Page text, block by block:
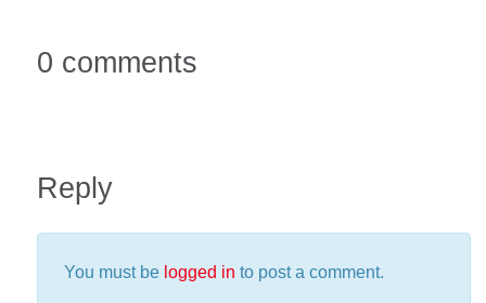
0 comments
Reply
You must be logged in to post a comment.